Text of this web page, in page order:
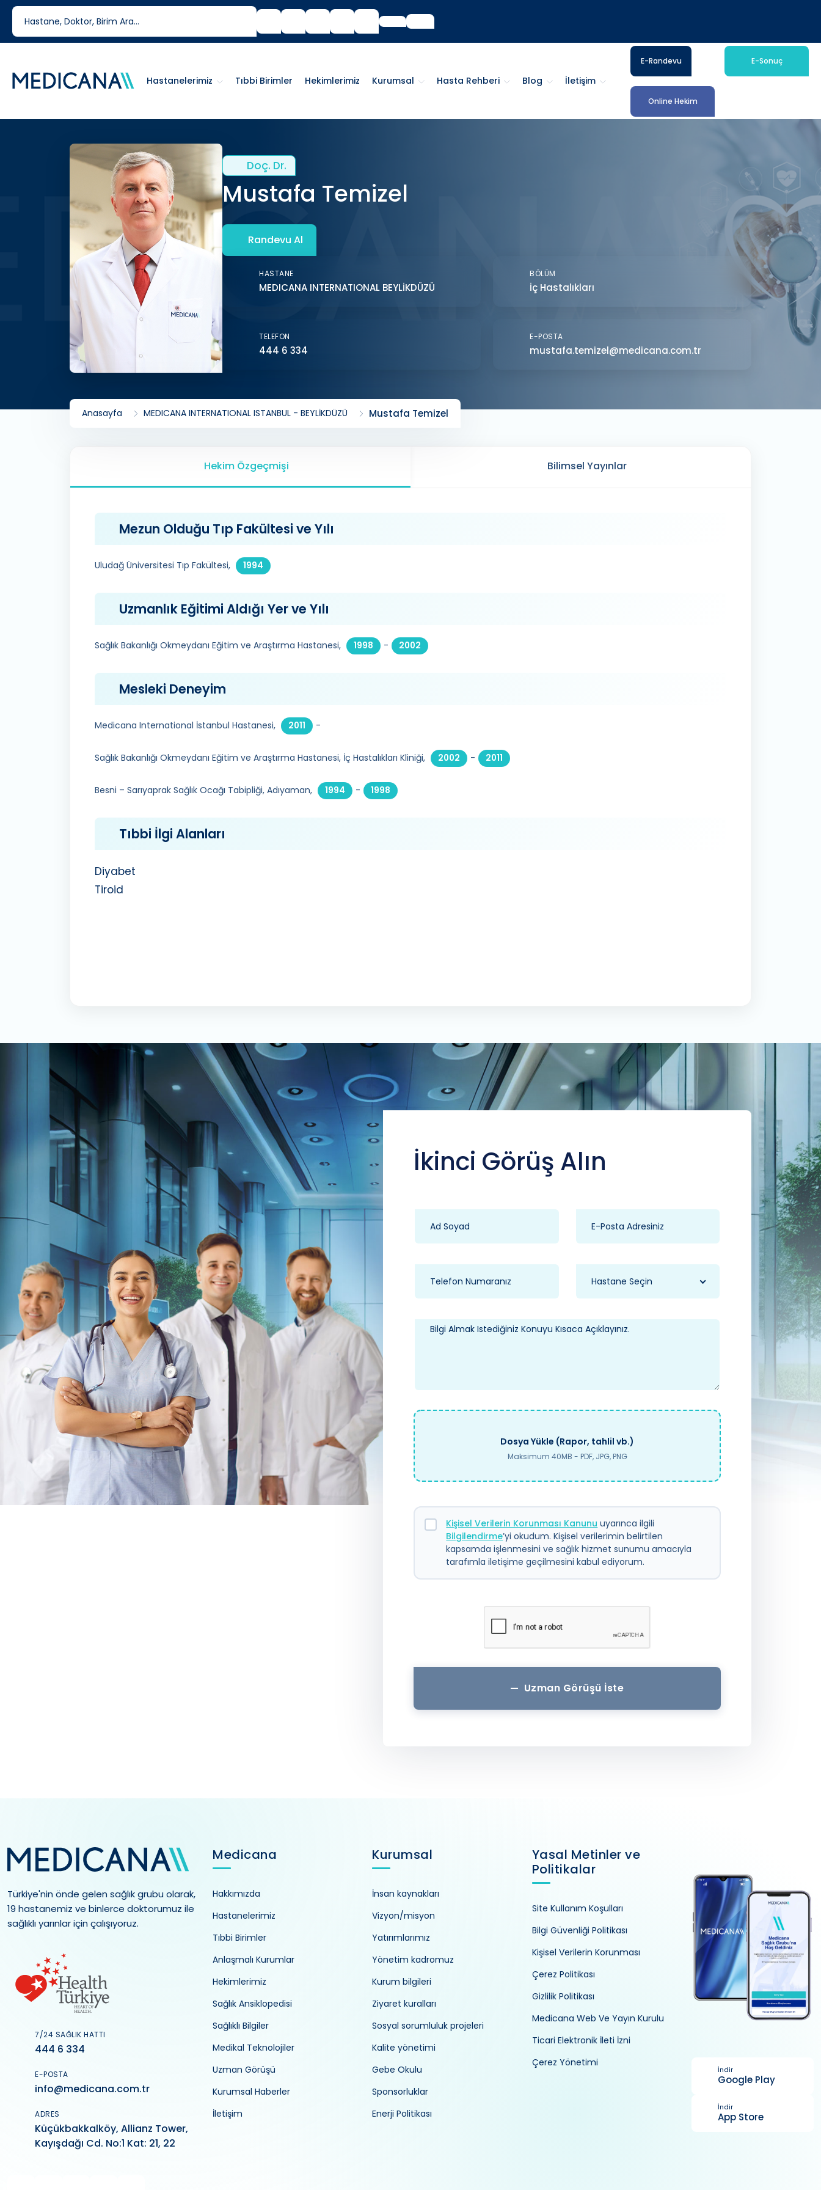
444 6 334
Tıbbi Birimler Hekimlerimiz Kurumsal Hasta Rehberi Blog İletişim
Hastanelerimiz
E-Randevu E-Sonuç
Online Hekim
Doç. Dr.
Mustafa Temizel
Randevu Al
HASTANE
MEDICANA INTERNATIONAL BEYLİKDÜZÜ
BÖLÜM
İç Hastalıkları
TELEFON
444 6 334
E-POSTA
mustafa.temizel@medicana.com.tr
Anasayfa MEDICANA INTERNATIONAL ISTANBUL - BEYLİKDÜZÜ Mustafa Temizel
Hekim Özgeçmişi Bilimsel Yayınlar
Mezun Olduğu Tıp Fakültesi ve Yılı
Uludağ Üniversitesi Tıp Fakültesi, 1994
Uzmanlık Eğitimi Aldığı Yer ve Yılı
Sağlık Bakanlığı Okmeydanı Eğitim ve Araştırma Hastanesi, 1998 - 2002
Mesleki Deneyim
Medicana International İstanbul Hastanesi, 2011 -
Sağlık Bakanlığı Okmeydanı Eğitim ve Araştırma Hastanesi, İç Hastalıkları Kliniği, 2002 - 2011
Besni – Sarıyaprak Sağlık Ocağı Tabipliği, Adıyaman, 1994 - 1998
Tıbbi İlgi Alanları
Diyabet
Tiroid
İkinci Görüş Alın
Hastane Seçin
Dosya Yükle (Rapor, tahlil vb.)
Maksimum 40MB - PDF, JPG, PNG
Kişisel Verilerin Korunması Kanunu uyarınca ilgili
Bilgilendirme’yi okudum. Kişisel verilerimin belirtilen
kapsamda işlenmesini ve sağlık hizmet sunumu amacıyla
tarafımla iletişime geçilmesini kabul ediyorum.
Uzman Görüşü İste
Türkiye'nin önde gelen sağlık grubu olarak,
19 hastanemiz ve binlerce doktorumuz ile
sağlıklı yarınlar için çalışıyoruz.
7/24 SAĞLIK HATTI
444 6 334
E-POSTA
info@medicana.com.tr
ADRES
Küçükbakkalköy, Allianz Tower,
Kayışdağı Cd. No:1 Kat: 21, 22
Medicana
Hakkımızda
Hastanelerimiz
Tıbbi Birimler
Anlaşmalı Kurumlar
Hekimlerimiz
Sağlık Ansiklopedisi
Sağlıklı Bilgiler
Medikal Teknolojiler
Uzman Görüşü
Kurumsal Haberler
İletişim
Kurumsal
İnsan kaynakları
Vizyon/misyon
Yatırımlarımız
Yönetim kadromuz
Kurum bilgileri
Ziyaret kuralları
Sosyal sorumluluk projeleri
Kalite yönetimi
Gebe Okulu
Sponsorluklar
Enerji Politikası
Yasal Metinler ve
Politikalar
Site Kullanım Koşulları
Bilgi Güvenliği Politikası
Kişisel Verilerin Korunması
Çerez Politikası
Gizlilik Politikası
Medicana Web Ve Yayın Kurulu
Ticari Elektronik İleti İzni
Çerez Yönetimi
İndir
Google Play
İndir
App Store